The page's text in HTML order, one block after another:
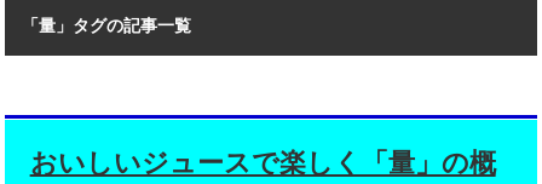
「量」タグの記事一覧
おいしいジュースで楽しく「量」の概